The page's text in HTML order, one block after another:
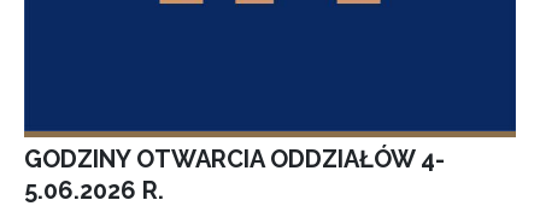
GODZINY OTWARCIA ODDZIAŁÓW 4-
5.06.2026 R.